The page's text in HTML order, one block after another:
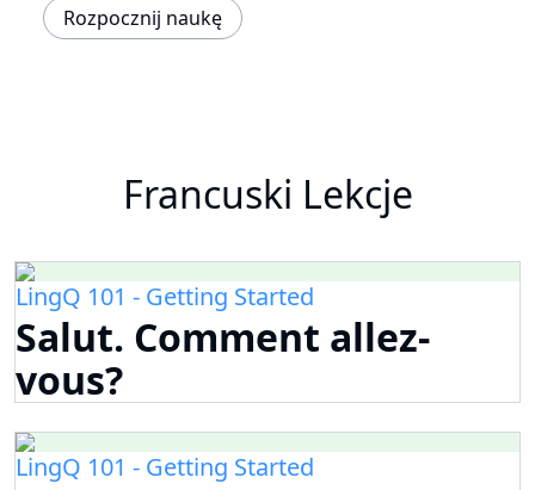
Rozpocznij naukę
Francuski Lekcje
LingQ 101 - Getting Started
Salut. Comment allez-
vous?
LingQ 101 - Getting Started